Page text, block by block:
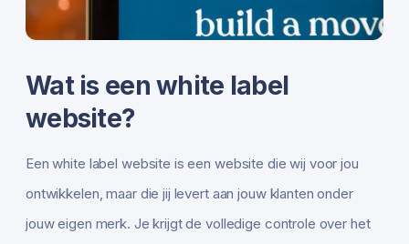
Wat is een white label
website?
Een white label website is een website die wij voor jou
ontwikkelen, maar die jij levert aan jouw klanten onder
jouw eigen merk. Je krijgt de volledige controle over het